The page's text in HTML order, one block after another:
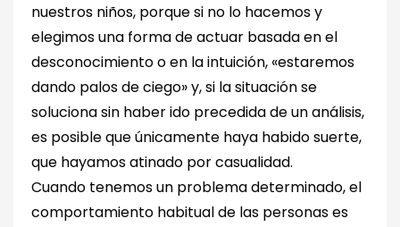
nuestros niños, porque si no lo hacemos y
elegimos una forma de actuar basada en el
desconocimiento o en la intuición, «estaremos
dando palos de ciego» y, si la situación se
soluciona sin haber ido precedida de un análisis,
es posible que únicamente haya habido suerte,
que hayamos atinado por casualidad.
Cuando tenemos un problema determinado, el
comportamiento habitual de las personas es